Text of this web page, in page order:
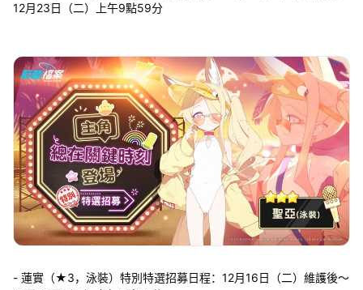
12月23日（二）上午9點59分
- 蓮實（★3，泳裝）特別特選招募日程：12月16日（二）維護後～